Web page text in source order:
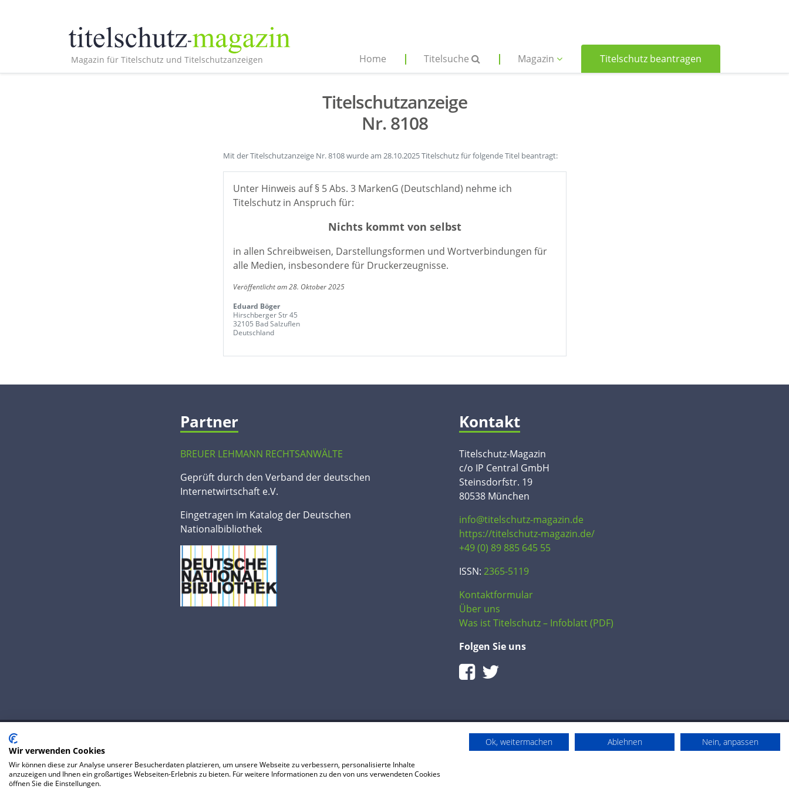
Magazin für Titelschutz und Titelschutzanzeigen Home Titelsuche Magazin Titelschutz beantragen
Titelschutzanzeige
Nr. 8108
Mit der Titelschutzanzeige Nr. 8108 wurde am 28.10.2025 Titelschutz für folgende Titel beantragt:
Unter Hinweis auf § 5 Abs. 3 MarkenG (Deutschland) nehme ich
Titelschutz in Anspruch für:
Nichts kommt von selbst
in allen Schreibweisen, Darstellungsformen und Wortverbindungen für
alle Medien, insbesondere für Druckerzeugnisse.
Veröffentlicht am 28. Oktober 2025
Eduard Böger
Hirschberger Str 45
32105 Bad Salzuflen
Deutschland
Partner
BREUER LEHMANN RECHTSANWÄLTE
Geprüft durch den Verband der deutschen
Internetwirtschaft e.V.
Eingetragen im Katalog der Deutschen
Nationalbibliothek
Kontakt
Titelschutz-Magazin
c/o IP Central GmbH
Steinsdorfstr. 19
80538 München
info@titelschutz-magazin.de
https://titelschutz-magazin.de/
+49 (0) 89 885 645 55
ISSN: 2365-5119
Kontaktformular
Über uns
Was ist Titelschutz – Infoblatt (PDF)
Folgen Sie uns
© 2020 IP Central GmbH
FAQ
Datenschutzerklärung AGB Preise Impressum
Wir verwenden Cookies
Wir können diese zur Analyse unserer Besucherdaten platzieren, um unsere Webseite zu verbessern, personalisierte Inhalte
anzuzeigen und Ihnen ein großartiges Webseiten-Erlebnis zu bieten. Für weitere Informationen zu den von uns verwendeten Cookies
öffnen Sie die Einstellungen.
Ok, weitermachen Ablehnen Nein, anpassen